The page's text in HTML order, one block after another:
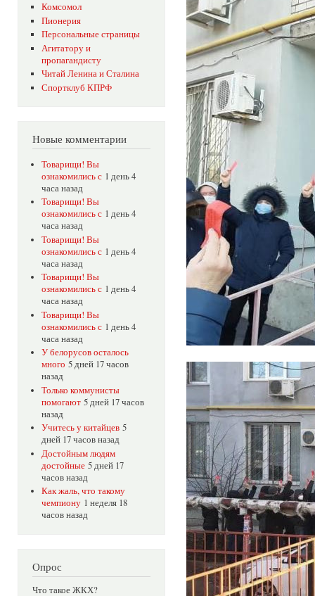
Комсомол
Пионерия
Персональные страницы
Агитатору и
пропагандисту
Читай Ленина и Сталина
Спортклуб КПРФ
Новые комментарии
Товарищи! Вы
ознакомились с 1 день 4
часа назад
Товарищи! Вы
ознакомились с 1 день 4
часа назад
Товарищи! Вы
ознакомились с 1 день 4
часа назад
Товарищи! Вы
ознакомились с 1 день 4
часа назад
Товарищи! Вы
ознакомились с 1 день 4
часа назад
У белорусов осталось
много 5 дней 17 часов
назад
Только коммунисты
помогают 5 дней 17 часов
назад
Учитесь у китайцев 5
дней 17 часов назад
Достойным людям
достойные 5 дней 17
часов назад
Как жаль, что такому
чемпиону 1 неделя 18
часов назад
Опрос
Что такое ЖКХ?